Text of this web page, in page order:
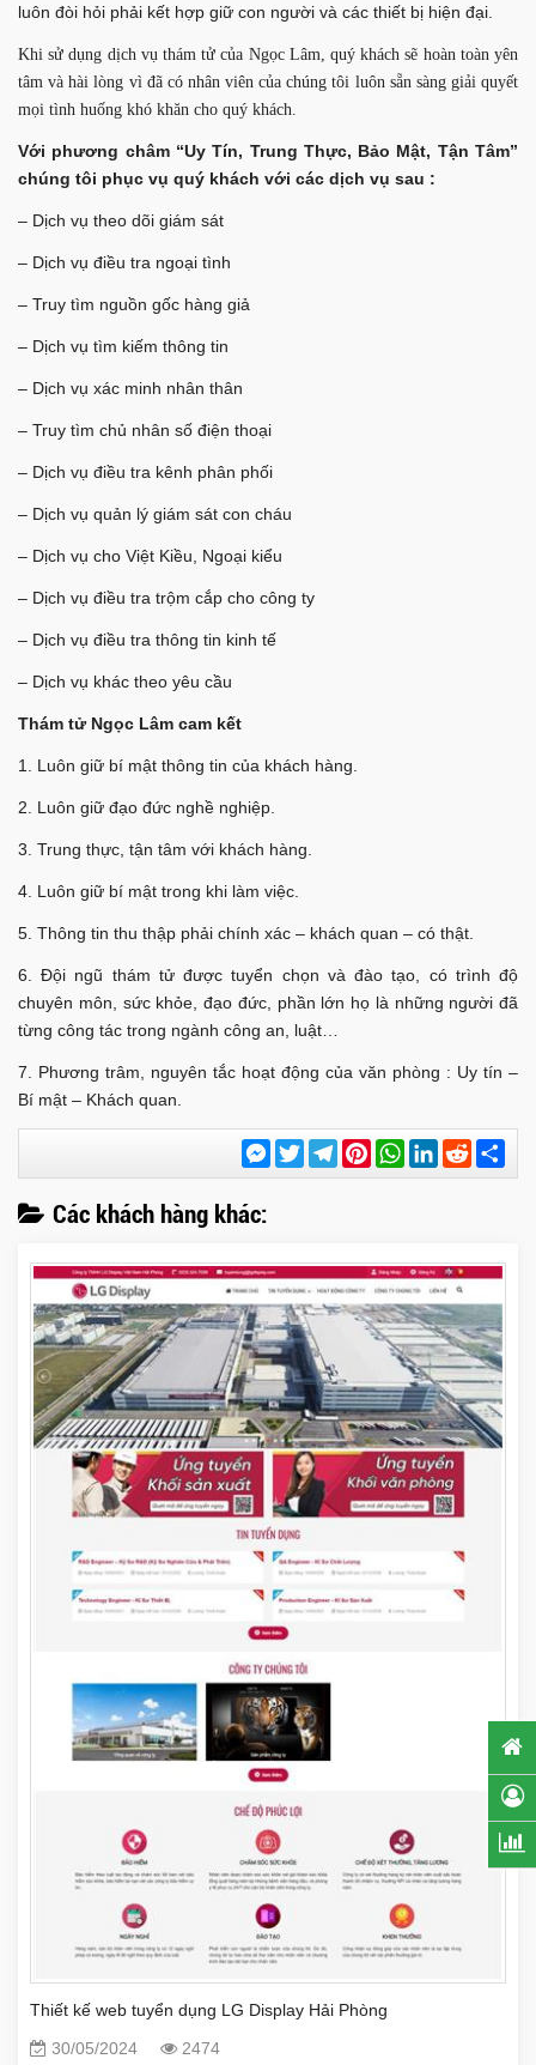
luôn đòi hỏi phải kết hợp giữ con người và các thiết bị hiện đại.
Khi sử dụng dịch vụ thám tử của Ngọc Lâm, quý khách sẽ hoàn toàn yên
tâm và hài lòng vì đã có nhân viên của chúng tôi luôn sẵn sàng giải quyết
mọi tình huống khó khăn cho quý khách.
Với phương châm “Uy Tín, Trung Thực, Bảo Mật, Tận Tâm”
chúng tôi phục vụ quý khách với các dịch vụ sau :
– Dịch vụ theo dõi giám sát
– Dịch vụ điều tra ngoại tình
– Truy tìm nguồn gốc hàng giả
– Dịch vụ tìm kiếm thông tin
– Dịch vụ xác minh nhân thân
– Truy tìm chủ nhân số điện thoại
– Dịch vụ điều tra kênh phân phối
– Dịch vụ quản lý giám sát con cháu
– Dịch vụ cho Việt Kiều, Ngoại kiểu
– Dịch vụ điều tra trộm cắp cho công ty
– Dịch vụ điều tra thông tin kinh tế
– Dịch vụ khác theo yêu cầu
Thám tử Ngọc Lâm cam kết
1. Luôn giữ bí mật thông tin của khách hàng.
2. Luôn giữ đạo đức nghề nghiệp.
3. Trung thực, tận tâm với khách hàng.
4. Luôn giữ bí mật trong khi làm việc.
5. Thông tin thu thập phải chính xác – khách quan – có thật.
6. Đội ngũ thám tử được tuyển chọn và đào tạo, có trình độ
chuyên môn, sức khỏe, đạo đức, phần lớn họ là những người đã
từng công tác trong ngành công an, luật…
7. Phương trâm, nguyên tắc hoạt động của văn phòng : Uy tín –
Bí mật – Khách quan.
Messenger
TwitterTelegramPinterestWhatsApp
LinkedIn
Reddit
Các khách hàng khác:
Thiết kế web tuyển dụng LG Display Hải Phòng
30/05/2024
2474